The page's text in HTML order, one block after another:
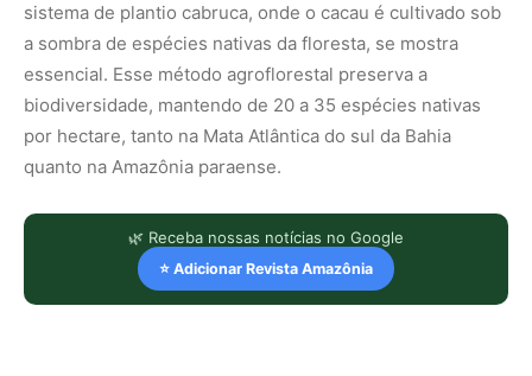
sistema de plantio cabruca, onde o cacau é cultivado sob
a sombra de espécies nativas da floresta, se mostra
essencial. Esse método agroflorestal preserva a
biodiversidade, mantendo de 20 a 35 espécies nativas
por hectare, tanto na Mata Atlântica do sul da Bahia
quanto na Amazônia paraense.
🌿 Receba nossas notícias no Google
⭐ Adicionar Revista Amazônia